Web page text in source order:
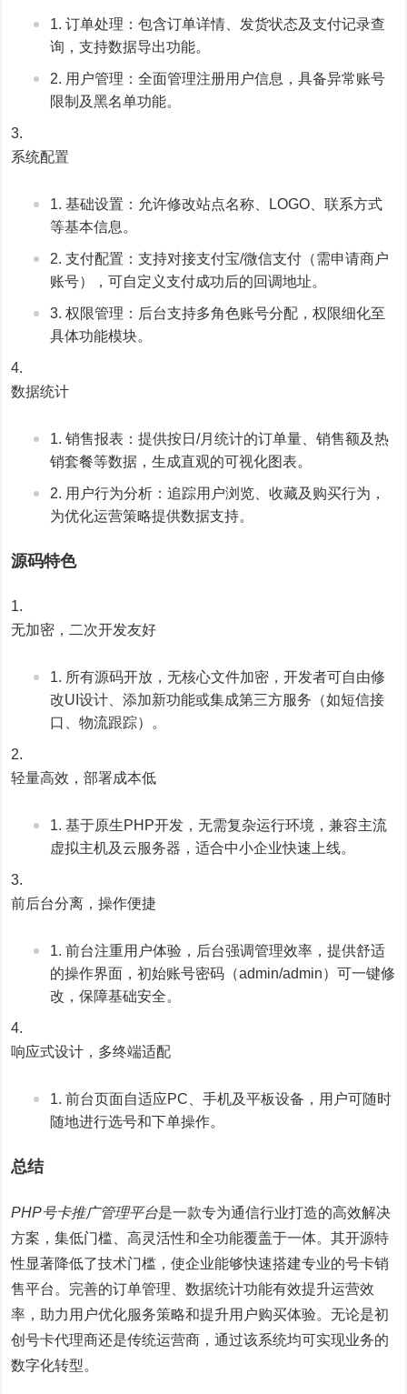
订单处理：包含订单详情、发货状态及支付记录查
询，支持数据导出功能。
用户管理：全面管理注册用户信息，具备异常账号
限制及黑名单功能。
系统配置
基础设置：允许修改站点名称、LOGO、联系方式
等基本信息。
支付配置：支持对接支付宝/微信支付（需申请商户
账号），可自定义支付成功后的回调地址。
权限管理：后台支持多角色账号分配，权限细化至
具体功能模块。
数据统计
销售报表：提供按日/月统计的订单量、销售额及热
销套餐等数据，生成直观的可视化图表。
用户行为分析：追踪用户浏览、收藏及购买行为，
为优化运营策略提供数据支持。
源码特色
无加密，二次开发友好
所有源码开放，无核心文件加密，开发者可自由修
改UI设计、添加新功能或集成第三方服务（如短信接
口、物流跟踪）。
轻量高效，部署成本低
基于原生PHP开发，无需复杂运行环境，兼容主流
虚拟主机及云服务器，适合中小企业快速上线。
前后台分离，操作便捷
前台注重用户体验，后台强调管理效率，提供舒适
的操作界面，初始账号密码（admin/admin）可一键修
改，保障基础安全。
响应式设计，多终端适配
前台页面自适应PC、手机及平板设备，用户可随时
随地进行选号和下单操作。
总结
PHP号卡推广管理平台是一款专为通信行业打造的高效解决
方案，集低门槛、高灵活性和全功能覆盖于一体。其开源特
性显著降低了技术门槛，使企业能够快速搭建专业的号卡销
售平台。完善的订单管理、数据统计功能有效提升运营效
率，助力用户优化服务策略和提升用户购买体验。无论是初
创号卡代理商还是传统运营商，通过该系统均可实现业务的
数字化转型。